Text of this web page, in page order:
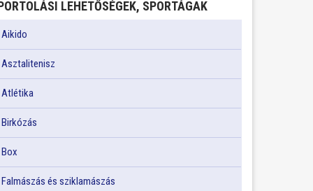
LEHETŐSÉGEK, SPORTÁGAK
Aikido
Asztalitenisz
Atlétika
Birkózás
Box
Falmászás és sziklamászás